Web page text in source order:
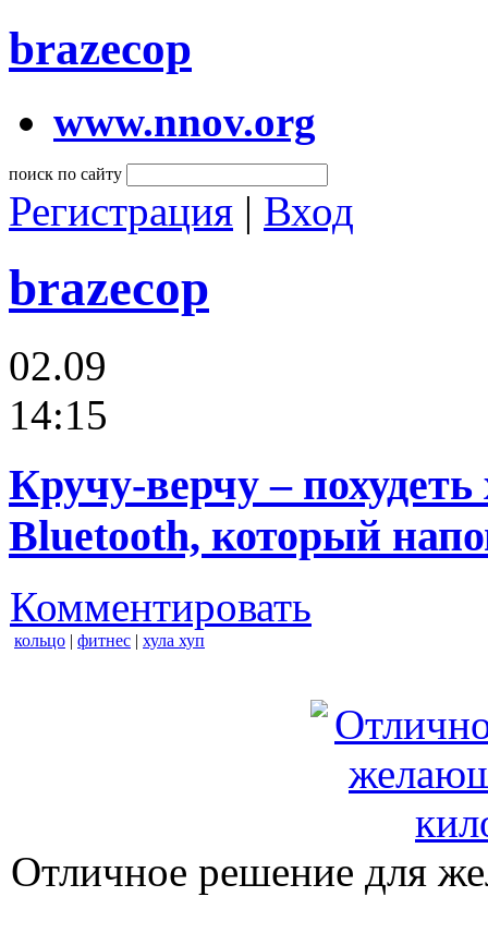
brazecop
www.nnov.org
поиск по сайту
Регистрация | Вход
brazecop
02.09
14:15
Кручу-верчу –
Bluetooth, который
Комментировать
кольцо | фитнес | хула хуп
Отличное решение для